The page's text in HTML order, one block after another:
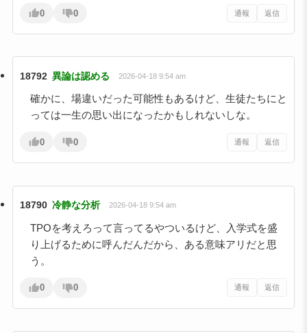
0 0 通報 返信
18792 異論は認める 2026-04-18 9:54 am
確かに、場違いだった可能性もあるけど、生徒たちにと
っては一生の思い出になったかもしれないしな。
0 0 通報 返信
18790 冷静な分析 2026-04-18 9:54 am
TPOを考えろって言ってるやついるけど、入学式を盛
り上げるために呼んだんだから、ある意味アリだと思
う。
0 0 通報 返信